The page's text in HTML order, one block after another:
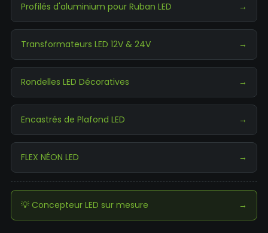
Profilés d'aluminium pour Ruban LED →
Transformateurs LED 12V & 24V →
Rondelles LED Décoratives →
Encastrés de Plafond LED →
FLEX NÉON LED →
💡 Concepteur LED sur mesure →